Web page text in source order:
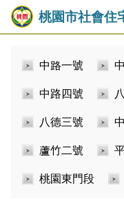
桃園市社會住
中路一號
中路四號
八德三號
蘆竹二號
桃園東門段